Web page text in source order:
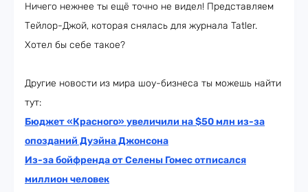
Ничего нежнее ты ещё точно не видел! Представляем
Тейлор-Джой, которая снялась для журнала Tatler.
Хотел бы себе такое?
Другие новости из мира шоу-бизнеса ты можешь найти
тут:
Бюджет «Красного» увеличили на $50 млн из-за
опозданий Дуэйна Джонсона
Из-за бойфренда от Селены Гомес отписался
миллион человек